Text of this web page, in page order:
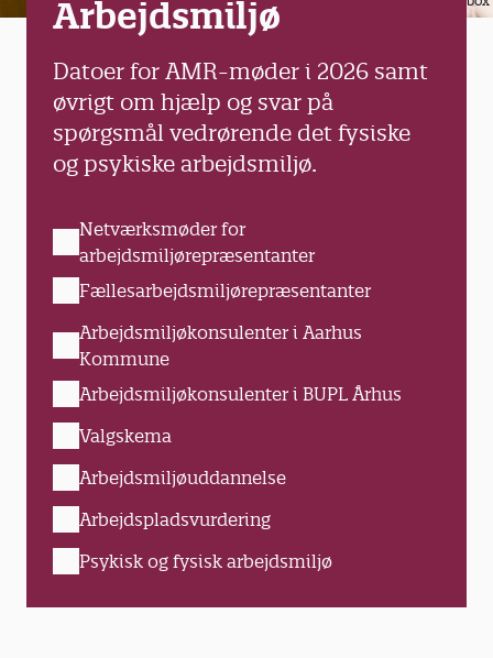
Arbejdsmiljø
Datoer for AMR-møder i 2026 samt
øvrigt om hjælp og svar på
spørgsmål vedrørende det fysiske
og psykiske arbejdsmiljø.
Netværksmøder for
arbejdsmiljørepræsentanter
Fællesarbejdsmiljørepræsentanter
Arbejdsmiljøkonsulenter i Aarhus
Kommune
Arbejdsmiljøkonsulenter i BUPL Århus
Valgskema
Arbejdsmiljøuddannelse
Arbejdspladsvurdering
Psykisk og fysisk arbejdsmiljø